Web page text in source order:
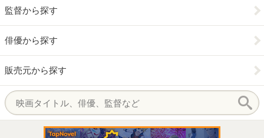
監督から探す
俳優から探す
販売元から探す